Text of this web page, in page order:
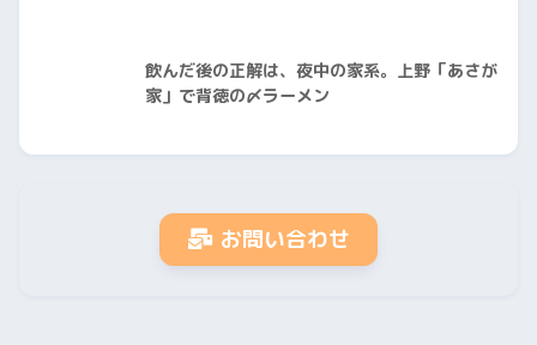
飲んだ後の正解は、夜中の家系。上野「あさが
家」で背徳の〆ラーメン
お問い合わせ